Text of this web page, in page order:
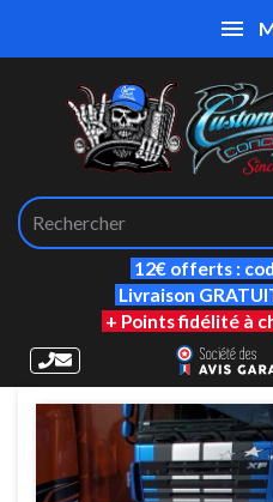
12€ offerts :
Livraison
+ Points fidélité à